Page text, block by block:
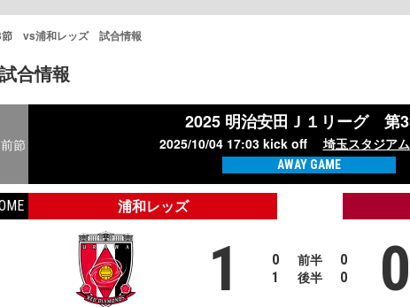
節 vs浦和レッズ 試合情報
試合情報
前節
2025 明治安田Ｊ１リーグ 第
2025/10/04 17:03 kick off 埼玉スタジア
AWAY GAME
浦和レッズ
1 0 前半
0
1
後半 0 0